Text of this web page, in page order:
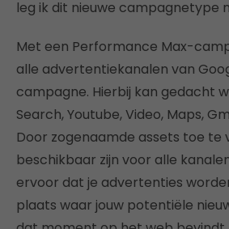
leg ik dit nieuwe campagnetype
Met een Performance Max-
alle advertentiekanalen van
campagne. Hierbij kan gedacht
Search, Youtube, Video, Maps,
Door zogenaamde assets toe te
beschikbaar zijn voor alle
ervoor dat je advertenties
plaats waar jouw potentiële